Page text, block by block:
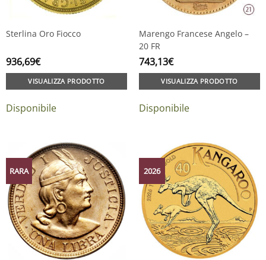
Sterlina Oro Fiocco
936,69€
VISUALIZZA PRODOTTO
Disponibile
Marengo Francese Angelo –
20 FR
743,13€
VISUALIZZA PRODOTTO
Disponibile
RARA 2026